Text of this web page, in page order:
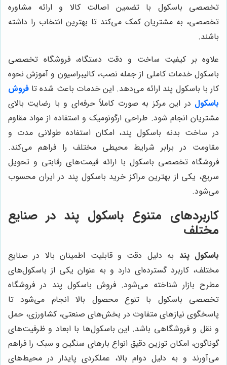
تخصصی باسکول با تضمین اصالت کالا و ارائه مشاوره
تخصصی، به مشتریان کمک می‌کند تا بهترین انتخاب را داشته
باشند.
علاوه بر کیفیت ساخت و دقت دستگاه، فروشگاه تخصصی
باسکول خدمات کاملی از جمله نصب، کالیبراسیون و آموزش نحوه
کار با باسکول پند ارائه می‌دهد. این خدمات باعث شده تا فروش
باسکول در این مرکز به صورت کاملاً حرفه‌ای و با رضایت بالای
مشتریان انجام شود. طراحی ارگونومیک و استفاده از مواد مقاوم
در ساخت بدنه باسکول پند، امکان استفاده طولانی مدت و
مقاومت در برابر شرایط محیطی مختلف را فراهم می‌کند.
فروشگاه تخصصی باسکول با ارائه قیمت‌های رقابتی و تحویل
سریع، یکی از بهترین مراکز خرید باسکول پند در ایران محسوب
می‌شود.
کاربردهای متنوع باسکول پند در صنایع
مختلف
باسکول پند به دلیل دقت و قابلیت اطمینان بالا در صنایع
مختلف، کاربرد گسترده‌ای دارد و به عنوان یکی از باسکول‌های
مطرح بازار شناخته می‌شود. فروش باسکول پند در فروشگاه
تخصصی باسکول با تنوع محصول بالا انجام می‌شود تا
پاسخگوی نیازهای متفاوت در بخش‌های صنعتی، کشاورزی، حمل
و نقل و فروشگاهی باشد. این باسکول‌ها با ابعاد و ظرفیت‌های
گوناگون، امکان توزین دقیق انواع بارهای سنگین و سبک را فراهم
می‌آورند و به دلیل دوام بالا، عملکردی پایدار در محیط‌های